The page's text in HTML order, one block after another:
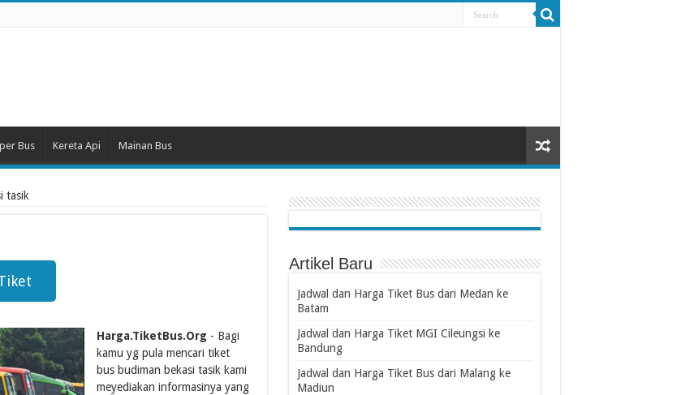
Bus Kereta Api Mainan Bus
tasik
Harga.TiketBus.Org - Bagi
kamu yg pula mencari tiket
bus budiman bekasi tasik kami
meyediakan informasinya yang
Artikel Baru
Jadwal dan Harga Tiket Bus dari Medan ke
Batam
Jadwal dan Harga Tiket MGI Cileungsi ke
Bandung
Jadwal dan Harga Tiket Bus dari Malang ke
Madiun